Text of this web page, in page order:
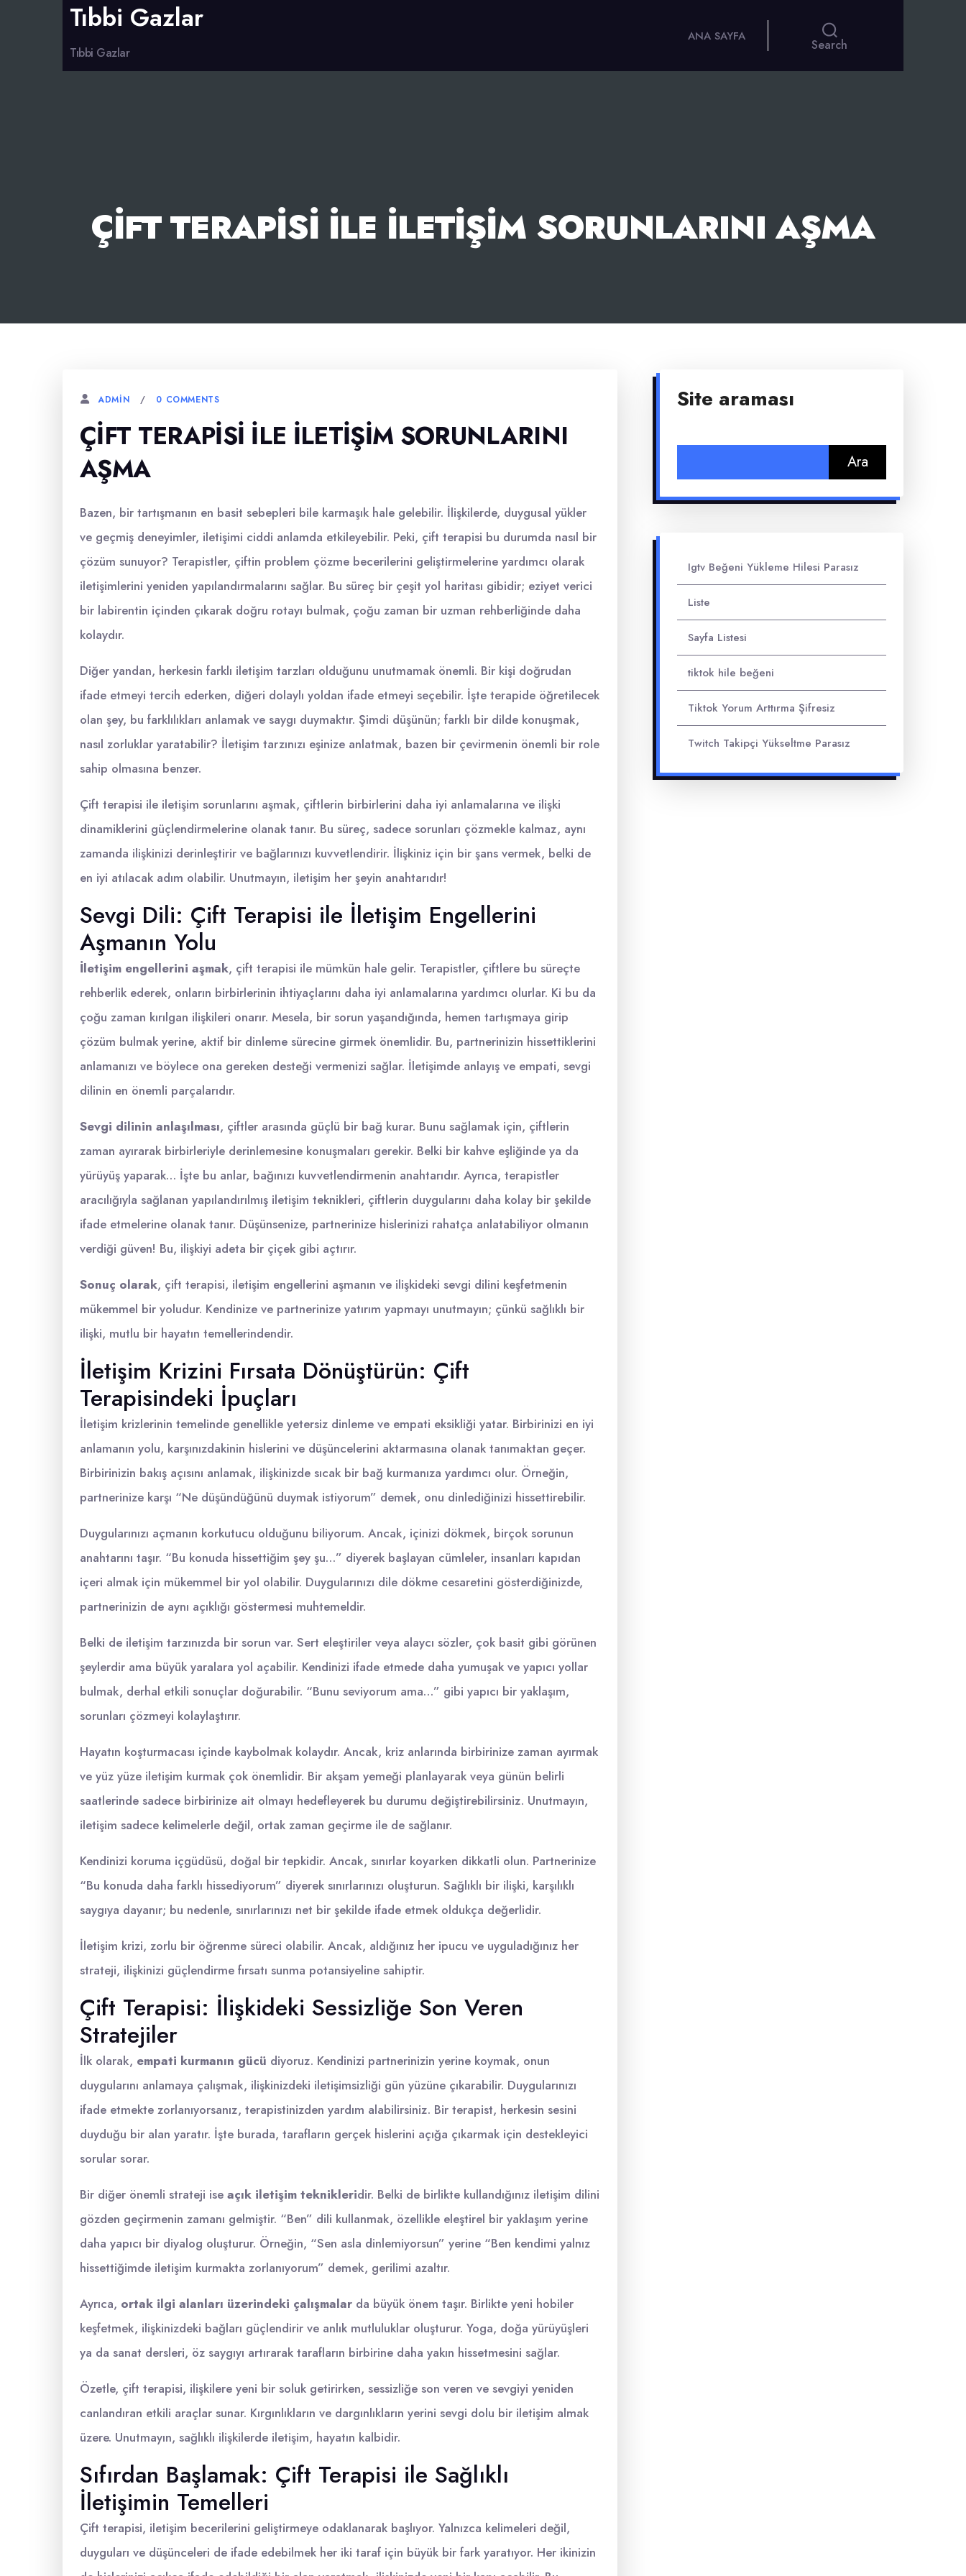
Tıbbi Gazlar
Tıbbi Gazlar
ANA SAYFA
Search
ÇIFT TERAPISI ILE İLETIŞIM SORUNLARINI AŞMA
ADMIN 0 COMMENTS
ÇIFT TERAPISI ILE İLETIŞIM SORUNLARINI
AŞMA
Bazen, bir tartışmanın en basit sebepleri bile karmaşık hale gelebilir. İlişkilerde, duygusal yükler
ve geçmiş deneyimler, iletişimi ciddi anlamda etkileyebilir. Peki, çift terapisi bu durumda nasıl bir
çözüm sunuyor? Terapistler, çiftin problem çözme becerilerini geliştirmelerine yardımcı olarak
iletişimlerini yeniden yapılandırmalarını sağlar. Bu süreç bir çeşit yol haritası gibidir; eziyet verici
bir labirentin içinden çıkarak doğru rotayı bulmak, çoğu zaman bir uzman rehberliğinde daha
kolaydır.
Diğer yandan, herkesin farklı iletişim tarzları olduğunu unutmamak önemli. Bir kişi doğrudan
ifade etmeyi tercih ederken, diğeri dolaylı yoldan ifade etmeyi seçebilir. İşte terapide öğretilecek
olan şey, bu farklılıkları anlamak ve saygı duymaktır. Şimdi düşünün; farklı bir dilde konuşmak,
nasıl zorluklar yaratabilir? İletişim tarzınızı eşinize anlatmak, bazen bir çevirmenin önemli bir role
sahip olmasına benzer.
Çift terapisi ile iletişim sorunlarını aşmak, çiftlerin birbirlerini daha iyi anlamalarına ve ilişki
dinamiklerini güçlendirmelerine olanak tanır. Bu süreç, sadece sorunları çözmekle kalmaz, aynı
zamanda ilişkinizi derinleştirir ve bağlarınızı kuvvetlendirir. İlişkiniz için bir şans vermek, belki de
en iyi atılacak adım olabilir. Unutmayın, iletişim her şeyin anahtarıdır!
Sevgi Dili: Çift Terapisi ile İletişim Engellerini
Aşmanın Yolu
İletişim engellerini aşmak, çift terapisi ile mümkün hale gelir. Terapistler, çiftlere bu süreçte
rehberlik ederek, onların birbirlerinin ihtiyaçlarını daha iyi anlamalarına yardımcı olurlar. Ki bu da
çoğu zaman kırılgan ilişkileri onarır. Mesela, bir sorun yaşandığında, hemen tartışmaya girip
çözüm bulmak yerine, aktif bir dinleme sürecine girmek önemlidir. Bu, partnerinizin hissettiklerini
anlamanızı ve böylece ona gereken desteği vermenizi sağlar. İletişimde anlayış ve empati, sevgi
dilinin en önemli parçalarıdır.
Sevgi dilinin anlaşılması, çiftler arasında güçlü bir bağ kurar. Bunu sağlamak için, çiftlerin
zaman ayırarak birbirleriyle derinlemesine konuşmaları gerekir. Belki bir kahve eşliğinde ya da
yürüyüş yaparak… İşte bu anlar, bağınızı kuvvetlendirmenin anahtarıdır. Ayrıca, terapistler
aracılığıyla sağlanan yapılandırılmış iletişim teknikleri, çiftlerin duygularını daha kolay bir şekilde
ifade etmelerine olanak tanır. Düşünsenize, partnerinize hislerinizi rahatça anlatabiliyor olmanın
verdiği güven! Bu, ilişkiyi adeta bir çiçek gibi açtırır.
Sonuç olarak, çift terapisi, iletişim engellerini aşmanın ve ilişkideki sevgi dilini keşfetmenin
mükemmel bir yoludur. Кendinize ve partnerinize yatırım yapmayı unutmayın; çünkü sağlıklı bir
ilişki, mutlu bir hayatın temellerindendir.
İletişim Krizini Fırsata Dönüştürün: Çift
Terapisindeki İpuçları
İletişim krizlerinin temelinde genellikle yetersiz dinleme ve empati eksikliği yatar. Birbirinizi en iyi
anlamanın yolu, karşınızdakinin hislerini ve düşüncelerini aktarmasına olanak tanımaktan geçer.
Birbirinizin bakış açısını anlamak, ilişkinizde sıcak bir bağ kurmanıza yardımcı olur. Örneğin,
partnerinize karşı “Ne düşündüğünü duymak istiyorum” demek, onu dinlediğinizi hissettirebilir.
Duygularınızı açmanın korkutucu olduğunu biliyorum. Ancak, içinizi dökmek, birçok sorunun
anahtarını taşır. “Bu konuda hissettiğim şey şu…” diyerek başlayan cümleler, insanları kapıdan
içeri almak için mükemmel bir yol olabilir. Duygularınızı dile dökme cesaretini gösterdiğinizde,
partnerinizin de aynı açıklığı göstermesi muhtemeldir.
Belki de iletişim tarzınızda bir sorun var. Sert eleştiriler veya alaycı sözler, çok basit gibi görünen
şeylerdir ama büyük yaralara yol açabilir. Kendinizi ifade etmede daha yumuşak ve yapıcı yollar
bulmak, derhal etkili sonuçlar doğurabilir. “Bunu seviyorum ama…” gibi yapıcı bir yaklaşım,
sorunları çözmeyi kolaylaştırır.
Hayatın koşturmacası içinde kaybolmak kolaydır. Ancak, kriz anlarında birbirinize zaman ayırmak
ve yüz yüze iletişim kurmak çok önemlidir. Bir akşam yemeği planlayarak veya günün belirli
saatlerinde sadece birbirinize ait olmayı hedefleyerek bu durumu değiştirebilirsiniz. Unutmayın,
iletişim sadece kelimelerle değil, ortak zaman geçirme ile de sağlanır.
Kendinizi koruma içgüdüsü, doğal bir tepkidir. Ancak, sınırlar koyarken dikkatli olun. Partnerinize
“Bu konuda daha farklı hissediyorum” diyerek sınırlarınızı oluşturun. Sağlıklı bir ilişki, karşılıklı
saygıya dayanır; bu nedenle, sınırlarınızı net bir şekilde ifade etmek oldukça değerlidir.
İletişim krizi, zorlu bir öğrenme süreci olabilir. Ancak, aldığınız her ipucu ve uyguladığınız her
strateji, ilişkinizi güçlendirme fırsatı sunma potansiyeline sahiptir.
Çift Terapisi: İlişkideki Sessizliğe Son Veren
Stratejiler
İlk olarak, empati kurmanın gücü diyoruz. Kendinizi partnerinizin yerine koymak, onun
duygularını anlamaya çalışmak, ilişkinizdeki iletişimsizliği gün yüzüne çıkarabilir. Duygularınızı
ifade etmekte zorlanıyorsanız, terapistinizden yardım alabilirsiniz. Bir terapist, herkesin sesini
duyduğu bir alan yaratır. İşte burada, tarafların gerçek hislerini açığa çıkarmak için destekleyici
sorular sorar.
Bir diğer önemli strateji ise açık iletişim teknikleridir. Belki de birlikte kullandığınız iletişim dilini
gözden geçirmenin zamanı gelmiştir. “Ben” dili kullanmak, özellikle eleştirel bir yaklaşım yerine
daha yapıcı bir diyalog oluşturur. Örneğin, “Sen asla dinlemiyorsun” yerine “Ben kendimi yalnız
hissettiğimde iletişim kurmakta zorlanıyorum” demek, gerilimi azaltır.
Ayrıca, ortak ilgi alanları üzerindeki çalışmalar da büyük önem taşır. Birlikte yeni hobiler
keşfetmek, ilişkinizdeki bağları güçlendirir ve anlık mutluluklar oluşturur. Yoga, doğa yürüyüşleri
ya da sanat dersleri, öz saygıyı artırarak tarafların birbirine daha yakın hissetmesini sağlar.
Özetle, çift terapisi, ilişkilere yeni bir soluk getirirken, sessizliğe son veren ve sevgiyi yeniden
canlandıran etkili araçlar sunar. Kırgınlıkların ve dargınlıkların yerini sevgi dolu bir iletişim almak
üzere. Unutmayın, sağlıklı ilişkilerde iletişim, hayatın kalbidir.
Sıfırdan Başlamak: Çift Terapisi ile Sağlıklı
İletişimin Temelleri
Çift terapisi, iletişim becerilerini geliştirmeye odaklanarak başlıyor. Yalnızca kelimeleri değil,
duyguları ve düşünceleri de ifade edebilmek her iki taraf için büyük bir fark yaratıyor. Her ikinizin
Site araması
Igtv Beğeni Yükleme Hilesi Parasız
Liste
Sayfa Listesi
tiktok hile beğeni
Tiktok Yorum Arttırma Şifresiz
Twitch Takipçi Yükseltme Parasız